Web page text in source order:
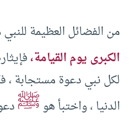
من الفضائل العظيمة
الكبرى يوم القيامة،
لكل نبي دعوة مستجابة
الدنيا ، واختبأ هوﷺ